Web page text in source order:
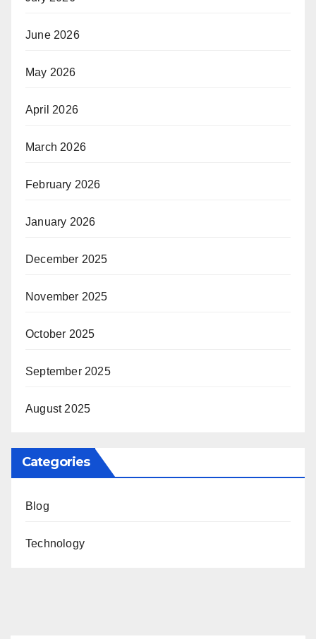
June 2026
May 2026
April 2026
March 2026
February 2026
January 2026
December 2025
November 2025
October 2025
September 2025
August 2025
Categories
Blog
Technology